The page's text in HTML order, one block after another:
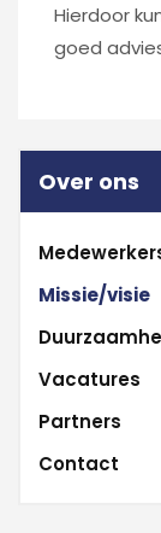
Hierdoor
goed
Over ons
Missie/visie
Vacatures
Partners
Contact